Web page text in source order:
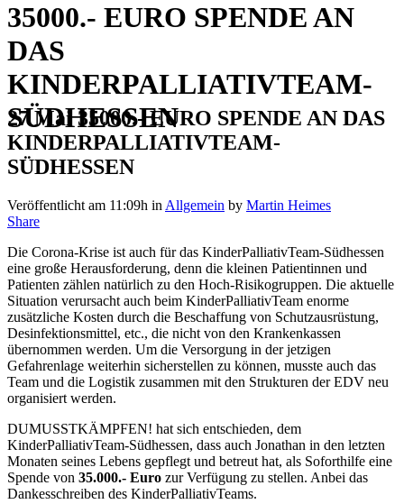
35000.- EURO SPENDE AN
DAS
KINDERPALLIATIVTEAM-
SÜDHESSEN
27 Mai35000.- EURO SPENDE AN DAS
KINDERPALLIATIVTEAM-
SÜDHESSEN
Veröffentlicht am 11:09h in Allgemein by Martin Heimes
Share
Die Corona-Krise ist auch für das KinderPalliativTeam-Südhessen
eine große Herausforderung, denn die kleinen Patientinnen und
Patienten zählen natürlich zu den Hoch-Risikogruppen. Die aktuelle
Situation verursacht auch beim KinderPalliativTeam enorme
zusätzliche Kosten durch die Beschaffung von Schutzausrüstung,
Desinfektionsmittel, etc., die nicht von den Krankenkassen
übernommen werden. Um die Versorgung in der jetzigen
Gefahrenlage weiterhin sicherstellen zu können, musste auch das
Team und die Logistik zusammen mit den Strukturen der EDV neu
organisiert werden.
DUMUSSTKÄMPFEN! hat sich entschieden, dem
KinderPalliativTeam-Südhessen, dass auch Jonathan in den letzten
Monaten seines Lebens gepflegt und betreut hat, als Soforthilfe eine
Spende von 35.000.- Euro zur Verfügung zu stellen. Anbei das
Dankesschreiben des KinderPalliativTeams.